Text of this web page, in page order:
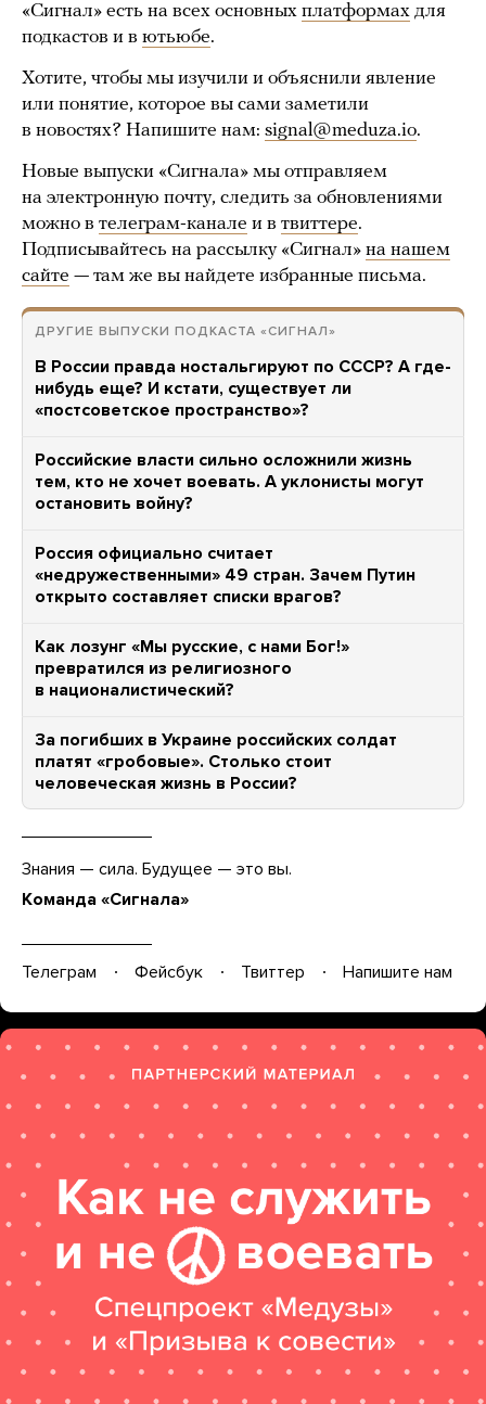
«Сигнал» есть на всех основных платформах для
подкастов и в ютьюбе.
Хотите, чтобы мы изучили и объяснили явление
или понятие, которое вы сами заметили
в новостях? Напишите нам: signal@meduza.io.
Новые выпуски «Сигнала» мы отправляем
на электронную почту, следить за обновлениями
можно в телеграм-канале и в твиттере.
Подписывайтесь на рассылку «Сигнал» на нашем
сайте — там же вы найдете избранные письма.
ДРУГИЕ ВЫПУСКИ ПОДКАСТА «СИГНАЛ»
В России правда ностальгируют по СССР? А где-
нибудь еще? И кстати, существует ли
«постсоветское пространство»?
Российские власти сильно осложнили жизнь
тем, кто не хочет воевать. А уклонисты могут
остановить войну?
Россия официально считает
«недружественными» 49 стран. Зачем Путин
открыто составляет списки врагов?
Как лозунг «Мы русские, с нами Бог!»
превратился из религиозного
в националистический?
За погибших в Украине российских солдат
платят «гробовые». Столько стоит
человеческая жизнь в России?
Знания — сила. Будущее — это вы.
Команда «Сигнала»
Телеграм Фейсбук Твиттер Напишите нам